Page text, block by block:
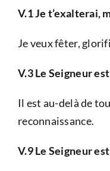
V.1 Je t’exalterai,
Je veux fêter,
V.3 Le Seigneur
Il est au-delà de
reconnaissance.
V.9 Le Seigneur